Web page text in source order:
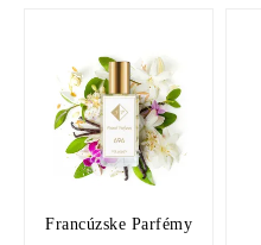
Francúzske Parfémy